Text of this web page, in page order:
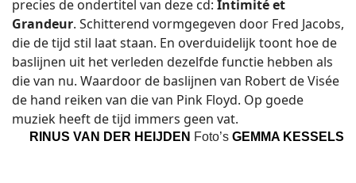
precies de ondertitel van deze cd: Intimité et
Grandeur. Schitterend vormgegeven door Fred Jacobs,
die de tijd stil laat staan. En overduidelijk toont hoe de
baslijnen uit het verleden dezelfde functie hebben als
die van nu. Waardoor de baslijnen van Robert de Visée
de hand reiken van die van Pink Floyd. Op goede
muziek heeft de tijd immers geen vat.
RINUS VAN DER HEIJDEN Foto’s GEMMA KESSELS